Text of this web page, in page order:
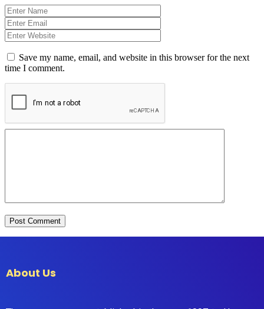
Save my name, email, and website in this browser for the next
time I comment.
About Us